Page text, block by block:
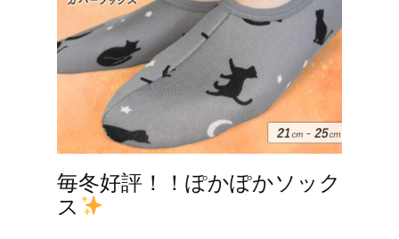
毎冬好評！！ぽかぽかソック
ス